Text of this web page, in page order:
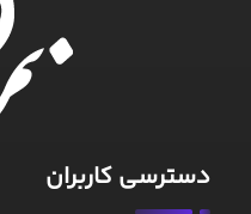
دسترسی کاربران